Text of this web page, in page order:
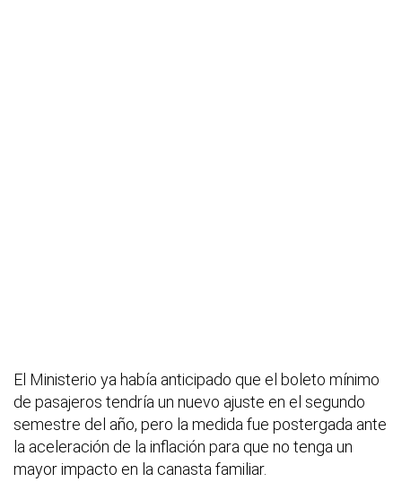
El Ministerio ya había anticipado que el boleto mínimo
de pasajeros tendría un nuevo ajuste en el segundo
semestre del año, pero la medida fue postergada ante
la aceleración de la inflación para que no tenga un
mayor impacto en la canasta familiar.